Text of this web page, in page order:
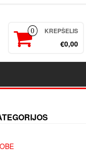
0 KREPŠELIS
€0,00